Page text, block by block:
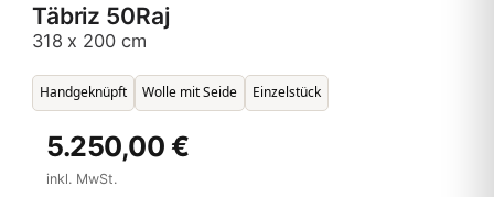
Täbriz 50Raj
318 x 200 cm
Handgeknüpft Wolle mit Seide Einzelstück
5.250,00 €
inkl. MwSt.